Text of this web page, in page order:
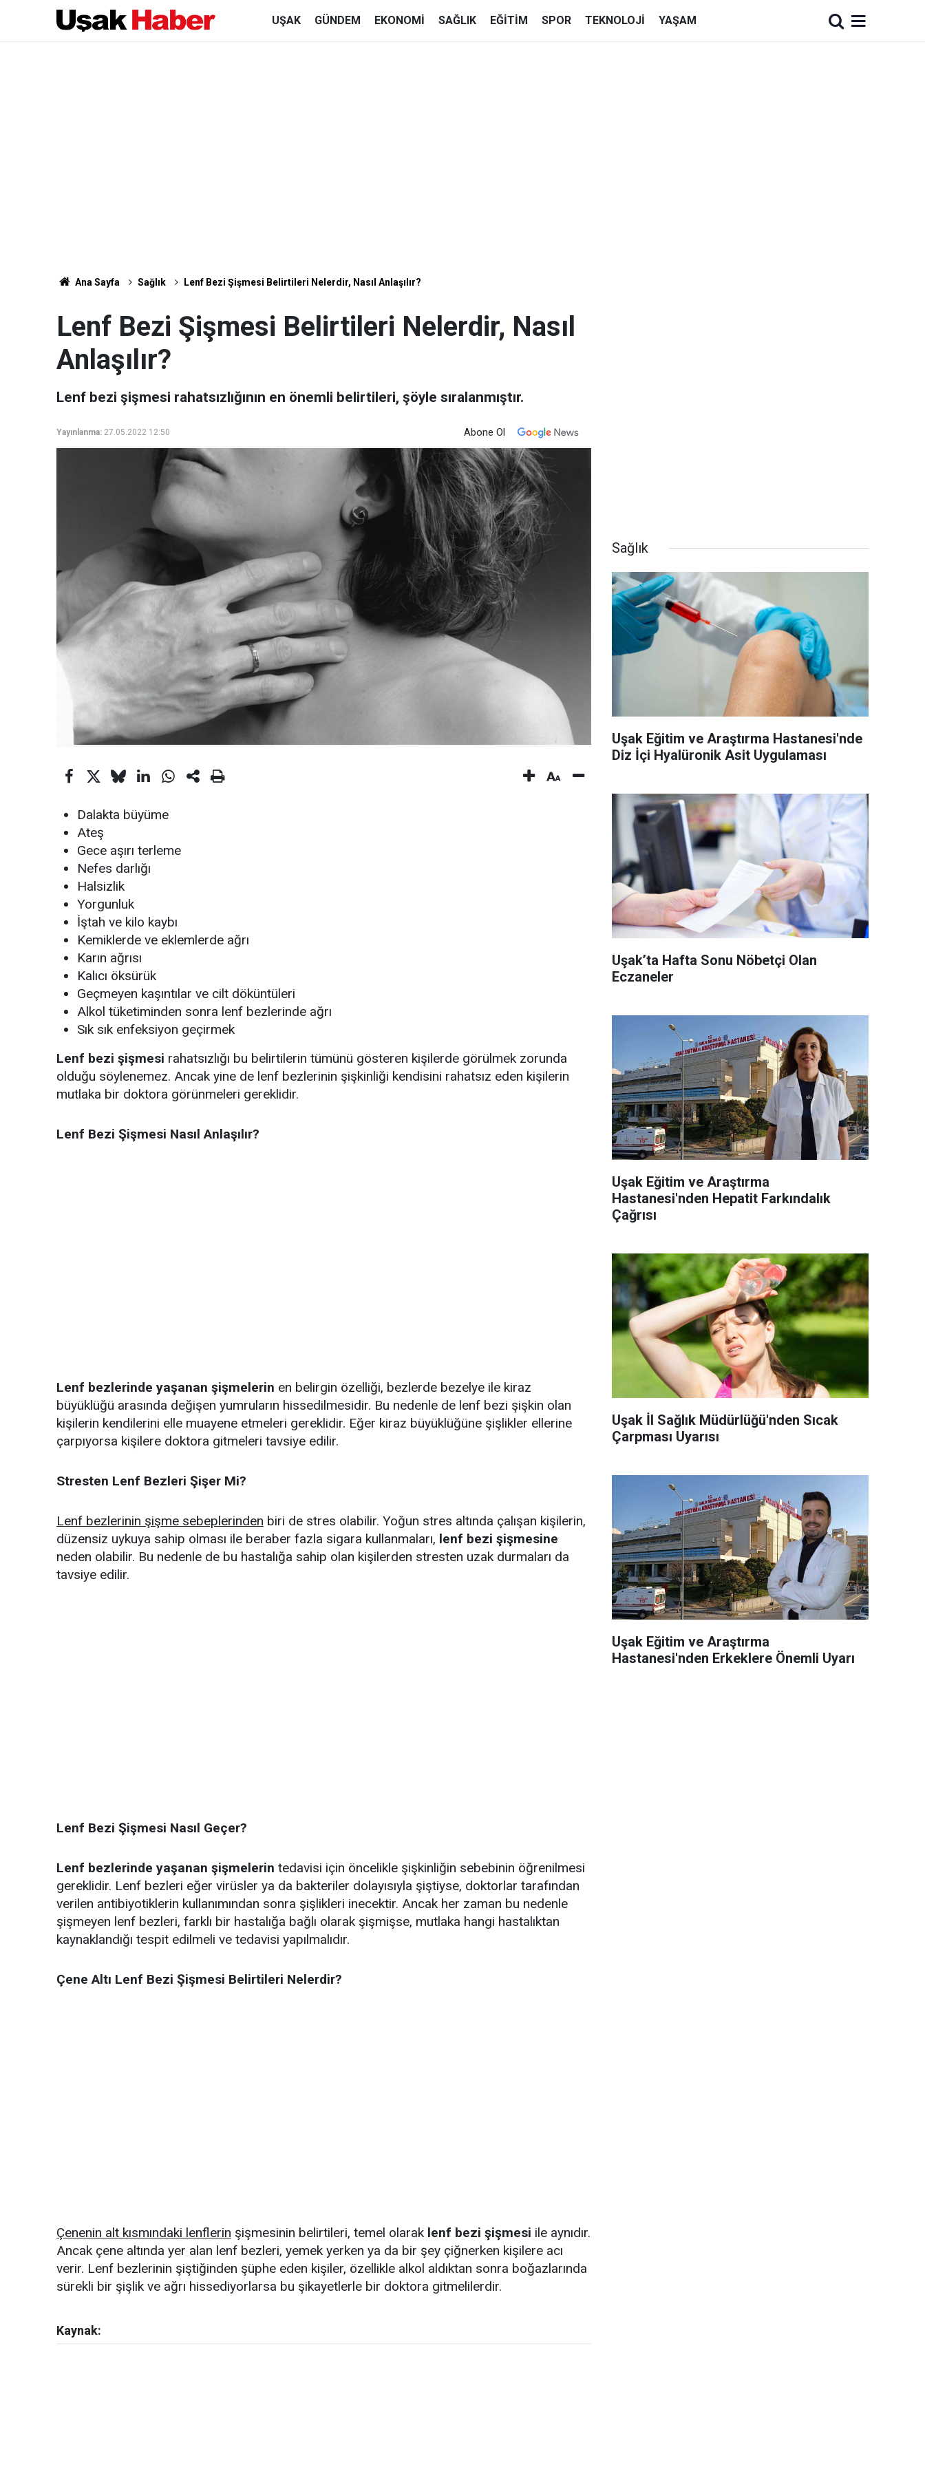
UŞAK GÜNDEM EKONOMI SAĞLIK EĞITIM SPOR TEKNOLOJI YAŞAM
Ana Sayfa Sağlık Lenf Bezi Şişmesi Belirtileri Nelerdir, Nasıl Anlaşılır?
Lenf Bezi Şişmesi Belirtileri Nelerdir, Nasıl
Anlaşılır?
Lenf bezi şişmesi rahatsızlığının en önemli belirtileri, şöyle sıralanmıştır.
Yayınlanma: 27.05.2022 12:50 Abone Ol
Dalakta büyüme
Ateş
Gece aşırı terleme
Nefes darlığı
Halsizlik
Yorgunluk
İştah ve kilo kaybı
Kemiklerde ve eklemlerde ağrı
Karın ağrısı
Kalıcı öksürük
Geçmeyen kaşıntılar ve cilt döküntüleri
Alkol tüketiminden sonra lenf bezlerinde ağrı
Sık sık enfeksiyon geçirmek
Lenf bezi şişmesi rahatsızlığı bu belirtilerin tümünü gösteren kişilerde görülmek zorunda
olduğu söylenemez. Ancak yine de lenf bezlerinin şişkinliği kendisini rahatsız eden kişilerin
mutlaka bir doktora görünmeleri gereklidir.
Lenf Bezi Şişmesi Nasıl Anlaşılır?
Lenf bezlerinde yaşanan şişmelerin en belirgin özelliği, bezlerde bezelye ile kiraz
büyüklüğü arasında değişen yumruların hissedilmesidir. Bu nedenle de lenf bezi şişkin olan
kişilerin kendilerini elle muayene etmeleri gereklidir. Eğer kiraz büyüklüğüne şişlikler ellerine
çarpıyorsa kişilere doktora gitmeleri tavsiye edilir.
Stresten Lenf Bezleri Şişer Mi?
Lenf bezlerinin şişme sebeplerinden biri de stres olabilir. Yoğun stres altında çalışan kişilerin,
düzensiz uykuya sahip olması ile beraber fazla sigara kullanmaları, lenf bezi şişmesine
neden olabilir. Bu nedenle de bu hastalığa sahip olan kişilerden stresten uzak durmaları da
tavsiye edilir.
Lenf Bezi Şişmesi Nasıl Geçer?
Lenf bezlerinde yaşanan şişmelerin tedavisi için öncelikle şişkinliğin sebebinin öğrenilmesi
gereklidir. Lenf bezleri eğer virüsler ya da bakteriler dolayısıyla şiştiyse, doktorlar tarafından
verilen antibiyotiklerin kullanımından sonra şişlikleri inecektir. Ancak her zaman bu nedenle
şişmeyen lenf bezleri, farklı bir hastalığa bağlı olarak şişmişse, mutlaka hangi hastalıktan
kaynaklandığı tespit edilmeli ve tedavisi yapılmalıdır.
Çene Altı Lenf Bezi Şişmesi Belirtileri Nelerdir?
Çenenin alt kısmındaki lenflerin şişmesinin belirtileri, temel olarak lenf bezi şişmesi ile aynıdır.
Ancak çene altında yer alan lenf bezleri, yemek yerken ya da bir şey çiğnerken kişilere acı
verir. Lenf bezlerinin şiştiğinden şüphe eden kişiler, özellikle alkol aldıktan sonra boğazlarında
sürekli bir şişlik ve ağrı hissediyorlarsa bu şikayetlerle bir doktora gitmelilerdir.
Kaynak:
Sağlık
Uşak Eğitim ve Araştırma Hastanesi'nde
Diz İçi Hyalüronik Asit Uygulaması
Uşak’ta Hafta Sonu Nöbetçi Olan
Eczaneler
Uşak Eğitim ve Araştırma
Hastanesi'nden Hepatit Farkındalık
Çağrısı
Uşak İl Sağlık Müdürlüğü'nden Sıcak
Çarpması Uyarısı
Uşak Eğitim ve Araştırma
Hastanesi'nden Erkeklere Önemli Uyarı